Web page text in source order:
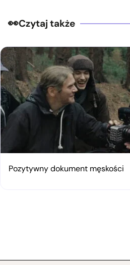
Czytaj także
Pozytywny dokument męskości